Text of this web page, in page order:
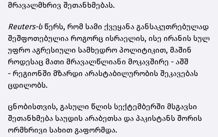
მრავალმხრივ შეთანხმებას.
Reuters-სწერს, რომ სამი ქვეყანა განსაკუთრებულად
შეშფოთებულია როგორც ისრაელის, ისე ირანის სულ
უფრო აგრესიული სამხედრო პოლიტიკით, მაშინ
როდესაც მათი მრავალწლიანი მოკავშირე - აშშ
- რეგიონში მზარდი არასტაბილურობის შეკავებას
ცდილობს.
ცნობისთვის, გასული წლის სექტემბერში მსგავსი
შეთანხმება საუდის არაბეთსა და პაკისტანს შორის
ორმხრივი სახით გაფორმდა.